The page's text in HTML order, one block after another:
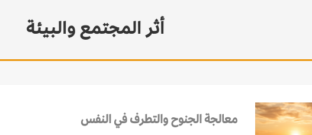
أثر المجتمع والبيئة
معالجة الجنوح والتطرف في النفس